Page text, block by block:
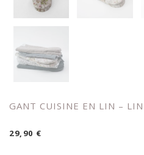
GANT CUISINE EN LIN –
29,90 €